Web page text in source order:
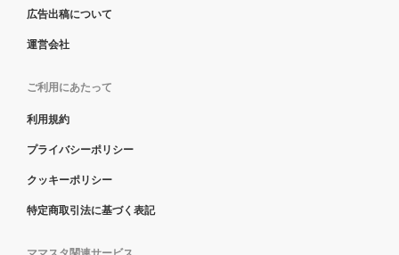
広告出稿について
運営会社
ご利用にあたって
利用規約
プライバシーポリシー
クッキーポリシー
特定商取引法に基づく表記